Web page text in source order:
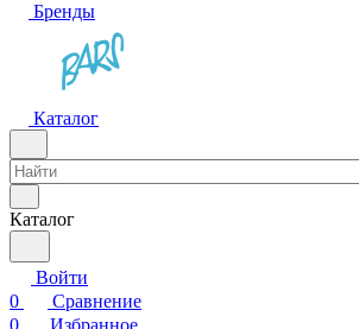
Бренды
Каталог
Каталог
Войти
0
Сравнение
0
Избранное